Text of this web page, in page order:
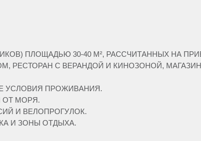
ПЛОЩАДЬЮ 30-40 М², РАССЧИТАННЫХ НА
РЕСТОРАН С ВЕРАНДОЙ И КИНОЗОНОЙ,
УСЛОВИЯ ПРОЖИВАНИЯ.
ОТ МОРЯ.
И ВЕЛОПРОГУЛОК.
И ЗОНЫ ОТДЫХА.